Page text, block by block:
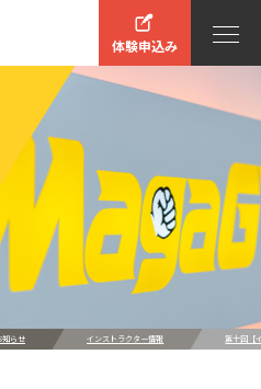
体験申込み
知らせ インストラクター情報 第十回【